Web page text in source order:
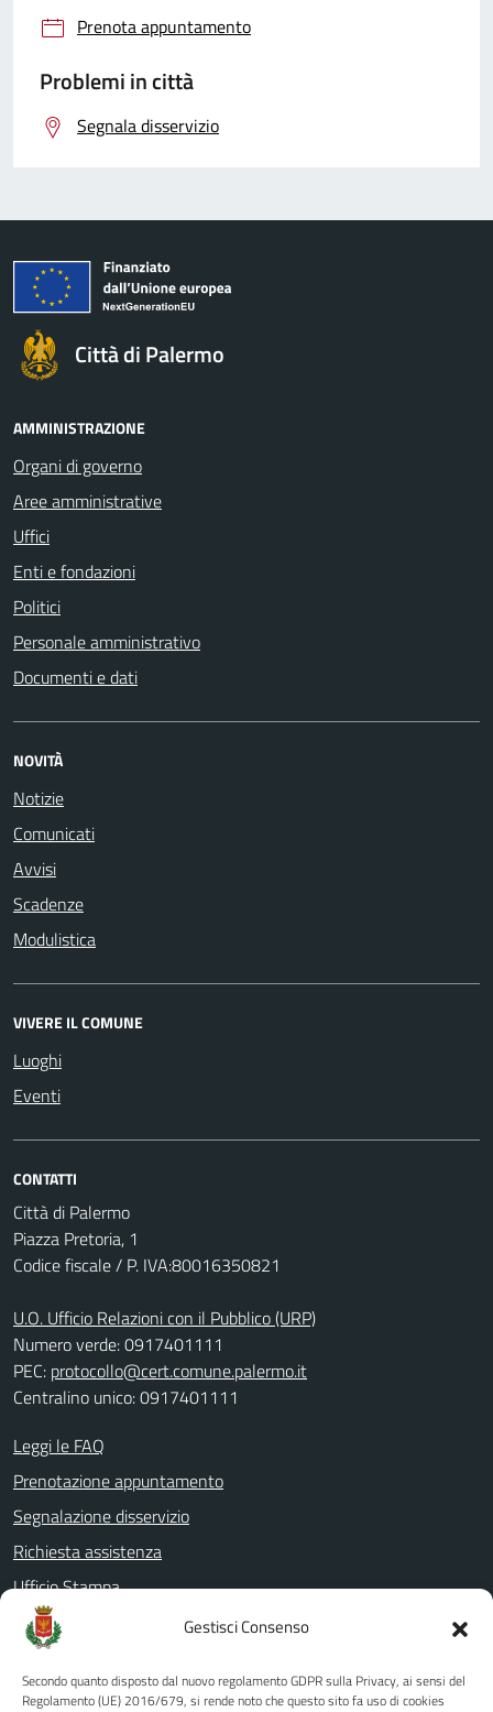
Gestisci Consenso
Secondo quanto disposto dal nuovo regolamento GDPR sulla Privacy, ai sensi del
Regolamento (UE) 2016/679, si rende noto che questo sito fa uso di cookies
Prenota appuntamento
Problemi in città
Segnala disservizio
Città di Palermo
AMMINISTRAZIONE
Organi di governo
Aree amministrative
Uffici
Enti e fondazioni
Politici
Personale amministrativo
Documenti e dati
NOVITÀ
Notizie
Comunicati
Avvisi
Scadenze
Modulistica
VIVERE IL COMUNE
Luoghi
Eventi
CONTATTI
Città di Palermo
Piazza Pretoria, 1
Codice fiscale / P. IVA:80016350821
U.O. Ufficio Relazioni con il Pubblico (URP)
Numero verde: 0917401111
PEC: protocollo@cert.comune.palermo.it
Centralino unico: 0917401111
Leggi le FAQ
Prenotazione appuntamento
Segnalazione disservizio
Richiesta assistenza
Ufficio Stampa
Amministrazione Trasparente
Albo pretorio
Informativa privacy